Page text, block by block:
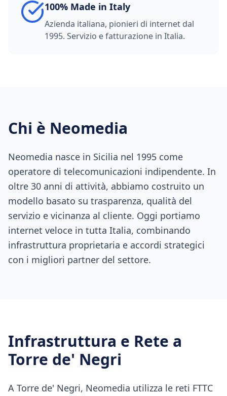
100% Made in Italy
Azienda italiana, pionieri di internet dal
1995. Servizio e fatturazione in Italia.
Chi è Neomedia
Neomedia nasce in Sicilia nel 1995 come
operatore di telecomunicazioni indipendente. In
oltre 30 anni di attività, abbiamo costruito un
modello basato su trasparenza, qualità del
servizio e vicinanza al cliente. Oggi portiamo
internet veloce in tutta Italia, combinando
infrastruttura proprietaria e accordi strategici
con i migliori partner del settore.
Infrastruttura e Rete a
Torre de' Negri
A Torre de' Negri, Neomedia utilizza le reti FTTC